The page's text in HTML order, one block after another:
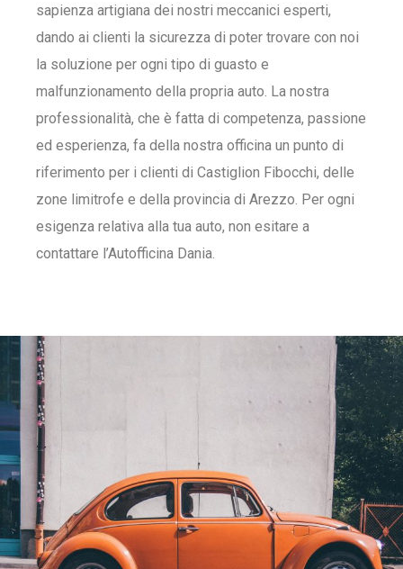
sapienza artigiana dei nostri meccanici esperti,
dando ai clienti la sicurezza di poter trovare con noi
la soluzione per ogni tipo di guasto e
malfunzionamento della propria auto. La nostra
professionalità, che è fatta di competenza, passione
ed esperienza, fa della nostra officina un punto di
riferimento per i clienti di Castiglion Fibocchi, delle
zone limitrofe e della provincia di Arezzo. Per ogni
esigenza relativa alla tua auto, non esitare a
contattare l’Autofficina Dania.